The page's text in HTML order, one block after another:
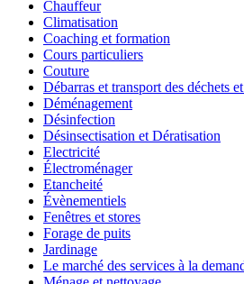
Chauffeur
Climatisation
Coaching et formation
Cours particuliers
Couture
Débarras et transport des déchets
Déménagement
Désinfection
Désinsectisation et Dératisation
Electricité
Électroménager
Etancheité
Évènementiels
Fenêtres et stores
Forage de puits
Jardinage
Le marché des services à la